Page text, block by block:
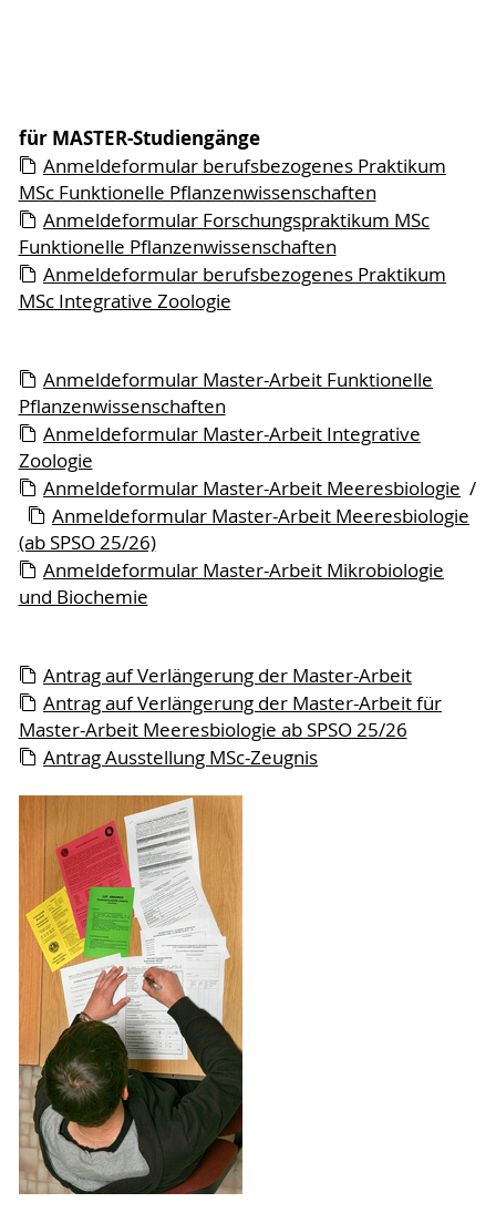
für MASTER-Studiengänge
Anmeldeformular berufsbezogenes Praktikum
MSc Funktionelle Pflanzenwissenschaften
Anmeldeformular Forschungspraktikum MSc
Funktionelle Pflanzenwissenschaften
Anmeldeformular berufsbezogenes Praktikum
MSc Integrative Zoologie
Anmeldeformular Master-Arbeit Funktionelle
Pflanzenwissenschaften
Anmeldeformular Master-Arbeit Integrative
Zoologie
Anmeldeformular Master-Arbeit Meeresbiologie /
Anmeldeformular Master-Arbeit Meeresbiologie
(ab SPSO 25/26)
Anmeldeformular Master-Arbeit Mikrobiologie
und Biochemie
Antrag auf Verlängerung der Master-Arbeit
Antrag auf Verlängerung der Master-Arbeit für
Master-Arbeit Meeresbiologie ab SPSO 25/26
Antrag Ausstellung MSc-Zeugnis